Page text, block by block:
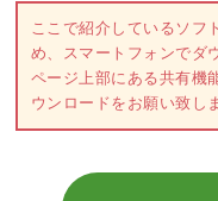
ここで紹介しているソフ
め、スマートフォンでダ
ページ上部にある共有機
ウンロードをお願い致し